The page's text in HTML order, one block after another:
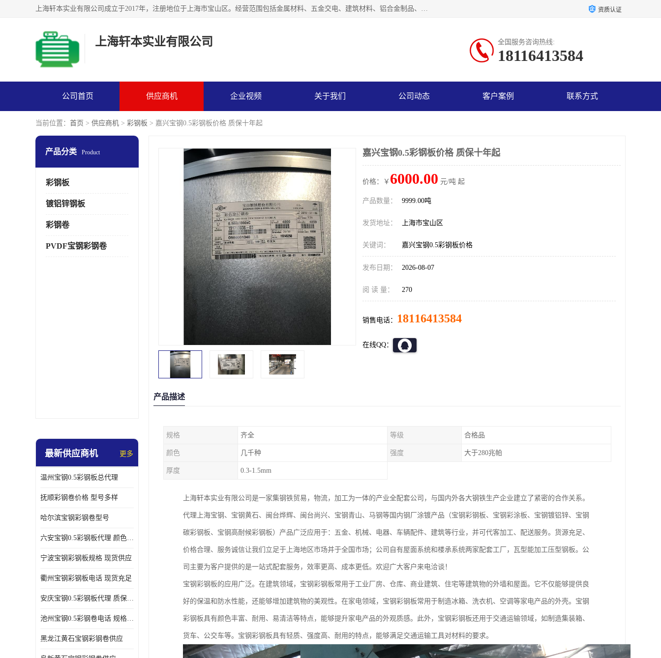
上海轩本实业有限公司成立于2017年，注册地位于上海市宝山区。经营范围包括金属材料、五金交电、建筑材料、铝合金制品、机械设备、电线电缆、装潢材料等；公司主营产品：宝钢彩钢板、宝钢彩钢卷、宝钢彩涂板、宝钢彩涂卷、宝钢高耐候彩钢板，宝钢氟碳彩钢板。是一家集钢铁贸易，物流、加工为一体的产业全配套公司。 资质认证
上海轩本实业有限公司 全国服务咨询热线:
18116413584
公司首页 供应商机 企业视频 关于我们 公司动态 客户案例 联系方式
当前位置： 首页 > 供应商机 > 彩钢板 > 嘉兴宝钢0.5彩钢板价格 质保十年起
产品分类 Product
彩钢板
镀铝锌钢板
彩钢卷
PVDF宝钢彩钢卷
最新供应商机 更多
温州宝钢0.5彩钢板总代理
抚顺彩钢卷价格 型号多样
哈尔滨宝钢彩钢卷型号
六安宝钢0.5彩钢板代理 颜色定制
宁波宝钢彩钢板规格 现货供应
衢州宝钢彩钢板电话 现货充足
安庆宝钢0.5彩钢板代理 质保十年起
池州宝钢0.5彩钢卷电话 规格多样
黑龙江黄石宝钢彩钢卷供应
嘉兴宝钢0.5彩钢板价格 质保十年起
价格：￥ 6000.00 元/吨 起
产品数量： 9999.00吨
发货地址： 上海市宝山区
关键词： 嘉兴宝钢0.5彩钢板价格
发布日期： 2026-08-07
阅 读 量： 270
销售电话： 18116413584
在线QQ：
产品描述
规格 齐全 等级 合格品
颜色 几千种 强度 大于280兆帕
厚度 0.3-1.5mm
上海轩本实业有限公司是一家集钢铁贸易，物流，加工为一体的产业全配套公司，与国内外各大钢铁生产企业建立了紧密的合作关系。
代理上海宝钢、宝钢黄石、闽台烨辉、闽台尚兴、宝钢青山、马钢等国内钢厂涂镀产品（宝钢彩钢板、宝钢彩涂板、宝钢镀铝锌、宝钢
碳彩钢板、宝钢高耐候彩钢板）产品广泛应用于：五金、机械、电器、车辆配件、建筑等行业，并可代客加工、配送服务。货源充足、
价格合理、服务诚信让我们立足于上海地区市场并于全国市场；公司自有屋面系统和楼承系统两家配套工厂，瓦型能加工压型钢板。公
司主要为客户提供的是一站式配套服务，效率更高、成本更低。欢迎广大客户来电洽谈！
宝钢彩钢板的应用广泛。在建筑领域，宝钢彩钢板常用于工业厂房、仓库、商业建筑、住宅等建筑物的外墙和屋面。它不仅能够提供良
好的保温和防水性能，还能够增加建筑物的美观性。在家电领域，宝钢彩钢板常用于制造冰箱、洗衣机、空调等家电产品的外壳。宝钢
彩钢板具有颜色丰富、耐用、易清洁等特点，能够提升家电产品的外观质感。此外，宝钢彩钢板还用于交通运输领域，如制造集装箱、
货车、公交车等。宝钢彩钢板具有轻质、强度高、耐用的特点，能够满足交通运输工具对材料的要求。